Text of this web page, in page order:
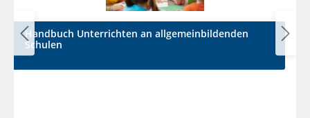
Handbuch Unterrichten an allgemeinbildenden
Schulen